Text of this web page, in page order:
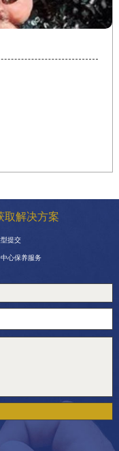
取解决方案
提交
心保养服务